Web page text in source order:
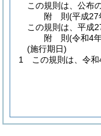
この規則は、公布
附 則(平成27
この規則は、平成
附 則(令和4
(施行期日)
1
この規則は、令